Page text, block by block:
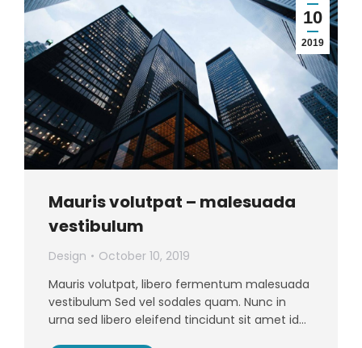
10
2019
Mauris volutpat – malesuada
vestibulum
Design
October 10, 2019
Mauris volutpat, libero fermentum malesuada
vestibulum Sed vel sodales quam. Nunc in
urna sed libero eleifend tincidunt sit amet id…